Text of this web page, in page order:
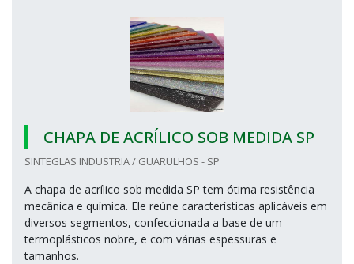
CHAPA DE ACRÍLICO SOB MEDIDA SP
SINTEGLAS INDUSTRIA / GUARULHOS - SP
A chapa de acrílico sob medida SP tem ótima resistência
mecânica e química. Ele reúne características aplicáveis em
diversos segmentos, confeccionada a base de um
termoplásticos nobre, e com várias espessuras e
tamanhos.